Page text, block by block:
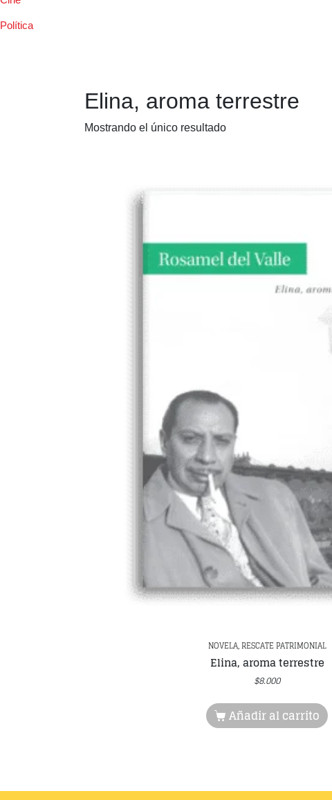
Política
Elina, aroma terrestre
Mostrando el único resultado
NOVELA, RESCATE PATRIMONIAL
Elina, aroma terrestre
$8.000
Añadir al carrito